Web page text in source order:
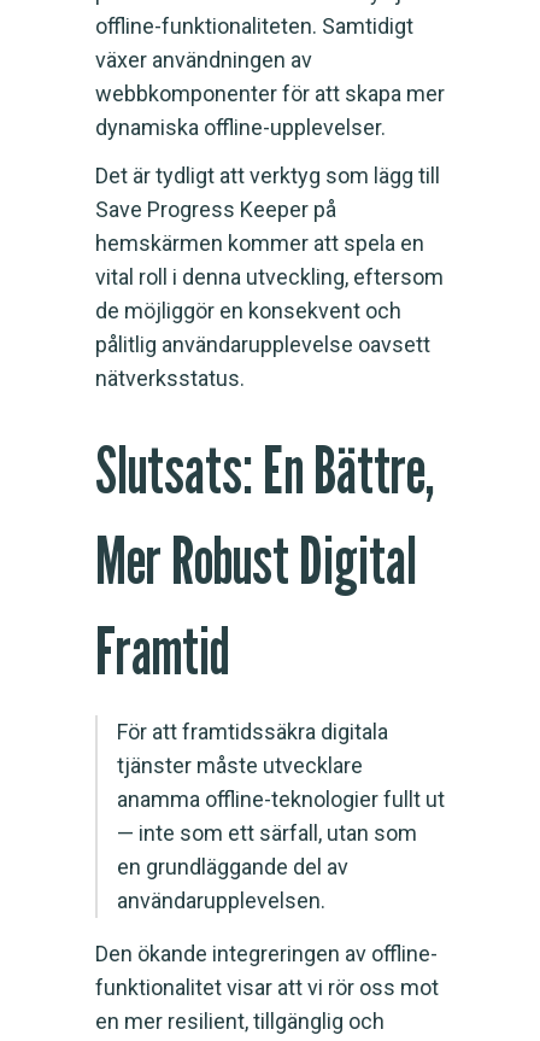
offline-funktionaliteten. Samtidigt
växer användningen av
webbkomponenter för att skapa mer
dynamiska offline-upplevelser.
Det är tydligt att verktyg som lägg till
Save Progress Keeper på
hemskärmen kommer att spela en
vital roll i denna utveckling, eftersom
de möjliggör en konsekvent och
pålitlig användarupplevelse oavsett
nätverksstatus.
Slutsats: En Bättre,
Mer Robust Digital
Framtid
För att framtidssäkra digitala
tjänster måste utvecklare
anamma offline-teknologier fullt ut
— inte som ett särfall, utan som
en grundläggande del av
användarupplevelsen.
Den ökande integreringen av offline-
funktionalitet visar att vi rör oss mot
en mer resilient, tillgänglig och